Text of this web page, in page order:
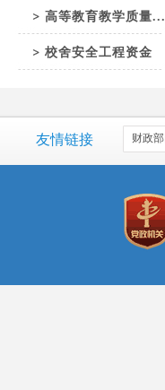
高等教育教学质量...
校舍安全工程资金
友情链接